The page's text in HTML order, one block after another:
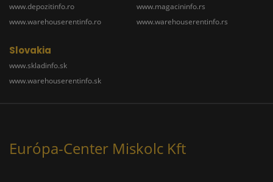
www.depozitinfo.ro
www.warehouserentinfo.ro
www.magacininfo.rs
www.warehouserentinfo.rs
Slovakia
www.skladinfo.sk
www.warehouserentinfo.sk
Európa-Center Miskolc Kft